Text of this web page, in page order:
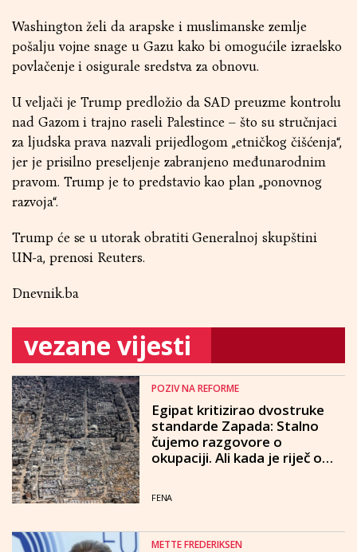
Washington želi da arapske i muslimanske zemlje
pošalju vojne snage u Gazu kako bi omogućile izraelsko
povlačenje i osigurale sredstva za obnovu.
U veljači je Trump predložio da SAD preuzme kontrolu
nad Gazom i trajno raseli Palestince – što su stručnjaci
za ljudska prava nazvali prijedlogom „etničkog čišćenja“,
jer je prisilno preseljenje zabranjeno međunarodnim
pravom. Trump je to predstavio kao plan „ponovnog
razvoja“.
Trump će se u utorak obratiti Generalnoj skupštini
UN-a, prenosi Reuters.
Dnevnik.ba
vezane vijesti
POZIV NA REFORME
Egipat kritizirao dvostruke
standarde Zapada: Stalno
čujemo razgovore o
okupaciji. Ali kada je riječ o
FENA
METTE FREDERIKSEN